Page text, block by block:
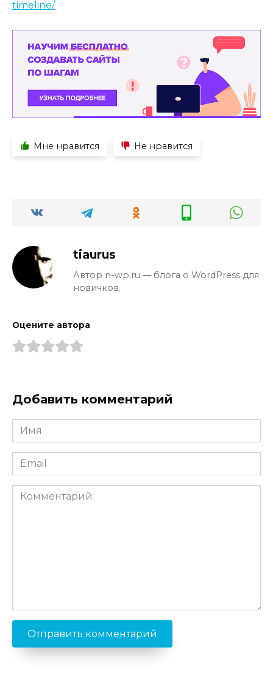
timeline/
Мне нравится Не нравится
tiaurus
Автор n-wp.ru — блога о WordPress для
новичков.
Оцените автора
Добавить комментарий
Имя
*
Email
*
Комментарий